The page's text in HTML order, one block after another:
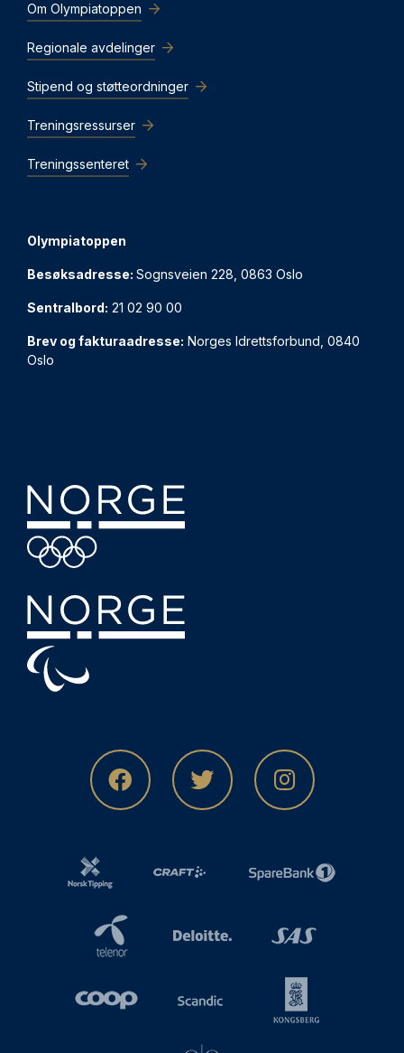
Om Olympiatoppen
Regionale avdelinger
Stipend og støtteordninger
Treningsressurser
Treningssenteret
Olympiatoppen
Besøksadresse: Sognsveien 228, 0863 Oslo
Sentralbord: 21 02 90 00
Brev og fakturaadresse: Norges Idrettsforbund, 0840
Oslo